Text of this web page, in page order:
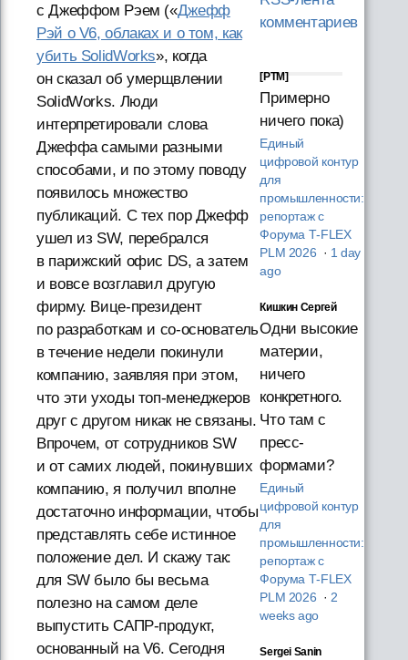
с Джеффом Рэем («Джефф
Рэй о V6, облаках и о том, как
убить SolidWorks», когда
он сказал об умерщвлении
SolidWorks. Люди
интерпретировали слова
Джеффа самыми разными
способами, и по этому поводу
появилось множество
публикаций. С тех пор Джефф
ушел из SW, перебрался
в парижский офис DS, а затем
и вовсе возглавил другую
фирму. Вице-президент
по разработкам и со-основатель
в течение недели покинули
компанию, заявляя при этом,
что эти уходы топ-менеджеров
друг с другом никак не связаны.
Впрочем, от сотрудников SW
и от самих людей, покинувших
компанию, я получил вполне
достаточно информации, чтобы
представлять себе истинное
положение дел. И скажу так:
для SW было бы весьма
полезно на самом деле
выпустить САПР-продукт,
основанный на V6. Сегодня
комментариев
[PTM]
Примерно
ничего пока)
Единый
цифровой контур
для
промышленности:
репортаж с
Форума T‑FLEX
PLM 2026 · 1 day
ago
Кишкин Сергей
Одни высокие
материи,
ничего
конкретного.
Что там с
пресс-
формами?
Единый
цифровой контур
для
промышленности:
репортаж с
Форума T‑FLEX
PLM 2026 · 2
weeks ago
Sergei Sanin